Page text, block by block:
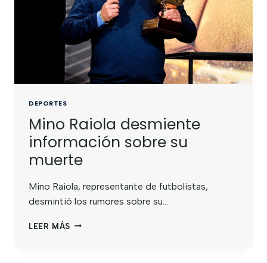
DEPORTES
Mino Raiola desmiente
información sobre su
muerte
Mino Raiola, representante de futbolistas,
desmintió los rumores sobre su…
LEER MÁS